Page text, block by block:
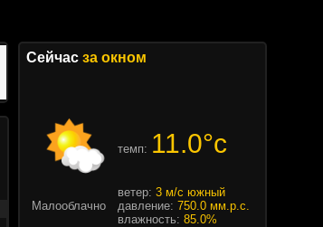
Сейчас за окном
темп: 11.0°c
Малооблачно
ветер: 3 м/с южный
давление: 750.0 мм.р.с.
влажность: 85.0%